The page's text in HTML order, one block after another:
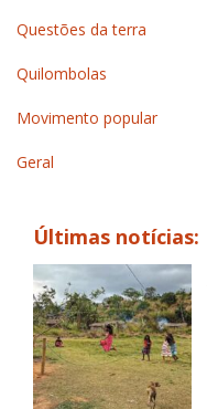
Questões da terra
Quilombolas
Movimento popular
Geral
Últimas notícias: